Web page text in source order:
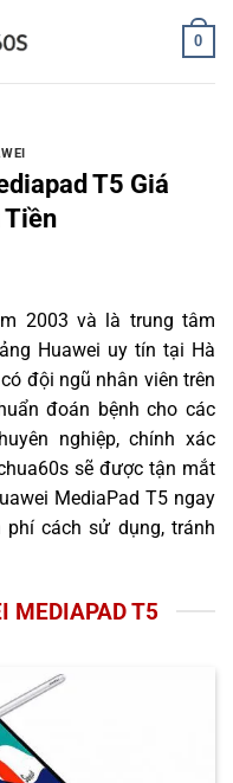
0
T5 Giá
Tiền
2003 và là trung tâm
Huawei uy tín tại Hà
đội ngũ nhân viên trên
đoán bệnh cho các
nghiệp, chính xác
sẽ được tận mắt
MediaPad T5 ngay
cách sử dụng, tránh
MEDIAPAD T5